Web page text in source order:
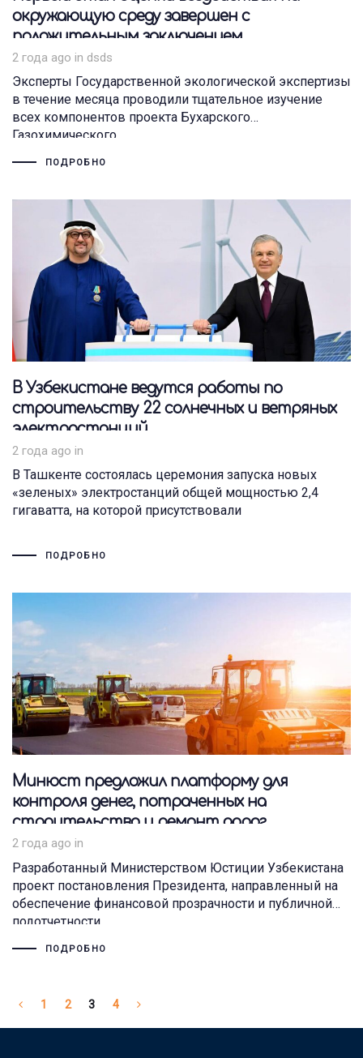
окружающую среду завершен с
положительным заключением.
2 года ago in
Tags dsds
Эксперты Государственной экологической экспертизы
в течение месяца проводили тщательное изучение
всех компонентов проекта Бухарского
Газохимического
ПОДРОБНО
В Узбекистане ведутся работы по
строительству 22 солнечных и ветряных
электростанций
2 года ago in
В Ташкенте состоялась церемония запуска новых
«зеленых» электростанций общей мощностью 2,4
гигаватта, на которой присутствовали
ПОДРОБНО
Минюст предложил платформу для
контроля денег, потраченных на
строительство и ремонт дорог
2 года ago in
Разработанный Министерством Юстиции Узбекистана
проект постановления Президента, направленный на
обеспечение финансовой прозрачности и публичной
подотчетности
ПОДРОБНО
1 2 3 4